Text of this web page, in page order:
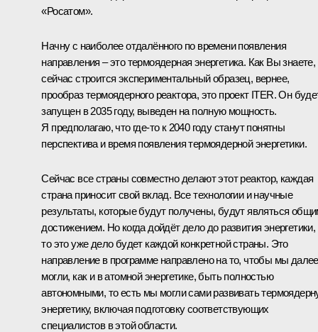
«Росатом».
Начну с наиболее отдалённого по времени появления
направления – это термоядерная энергетика. Как Вы знаете,
сейчас строится экспериментальный образец, вернее,
прообраз термоядерного реактора, это проект ITER. Он
запущен в 2035 году, выведен на полную мощность.
Я предполагаю, что где‑то к 2040 году станут понятны
перспектива и время появления термоядерной энергетики.
Сейчас все страны совместно делают этот реактор, каждая
страна приносит свой вклад. Все технологии и научные
результаты, которые будут получены, будут являться
достижением. Но когда дойдёт дело до развития энергетики,
то это уже дело будет каждой конкретной страны. Это
направление в программе направлено на то, чтобы мы далее
могли, как и в атомной энергетике, быть полностью
автономными, то есть мы могли сами развивать
энергетику, включая подготовку соответствующих
специалистов в этой области.